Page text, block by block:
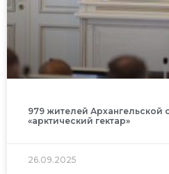
979 жителей
«арктический гектар»
26.09.2025